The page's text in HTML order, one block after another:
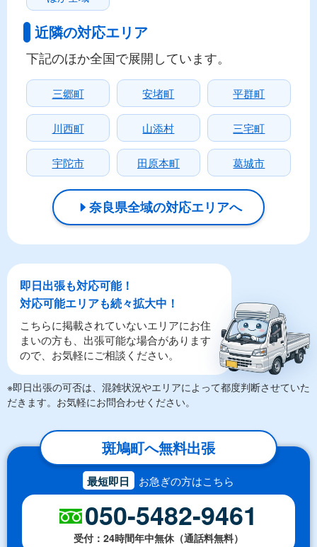
近隣の対応エリア
下記のほか全国で展開しています。
三郷町 安堵町 平群町
川西町 山添村 三宅町
宇陀市 田原本町 葛城市
奈良県全域の対応エリアへ
即日出張も対応可能！
対応可能エリアも続々拡大中！
こちらに掲載されていないエリアにお住
まいの方も、出張可能な場合があります
ので、お気軽にご相談ください。
※即日出張の可否は、混雑状況やエリアによって都度判断させていた
だきます。お気軽にお問合わせください。
斑鳩町へ無料出張
最短即日 お急ぎの方はこちら
050-5482-9461
受付：24時間年中無休（通話料無料）